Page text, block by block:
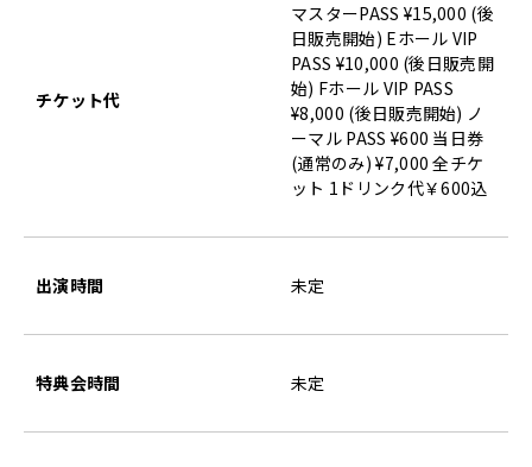
チケット代
マスターPASS ¥15,000 (後
日販売開始) Eホール VIP
PASS ¥10,000 (後日販売開
始) Fホール VIP PASS
¥8,000 (後日販売開始) ノ
ーマル PASS ¥600 当日券
(通常のみ) ¥7,000 全チケ
ット 1ドリンク代￥600込
出演時間 未定
特典会時間 未定